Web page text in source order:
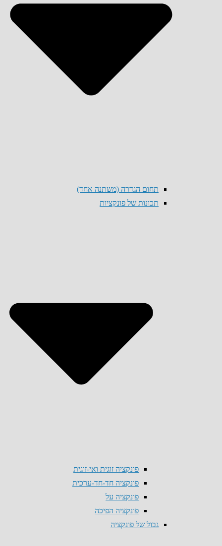
תחום הגדרה (משתנה אחד)
תכונות של פונקציות
פונקציה זוגית ואי-זוגית
פונקציה חד-חד-ערכית
פונקציה על
פונקציה הפיכה
גבול של פונקציה